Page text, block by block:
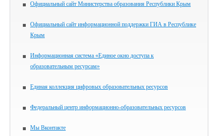
Официальный сайт Министерства образования Республики Крым
Официальный сайт информационной поддержки ГИА в Республике
Крым
Информационная система «Единое окно доступа к
образовательным ресурсам»
Единая коллекция цифровых образовательных ресурсов
Федеральный центр информационно-образовательных ресурсов
Мы Вконтакте